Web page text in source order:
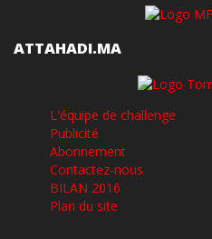
ATTAHADI.MA
L'équipe de challenge
Publicité
Abonnement
Contactez-nous
BILAN 2016
Plan du site